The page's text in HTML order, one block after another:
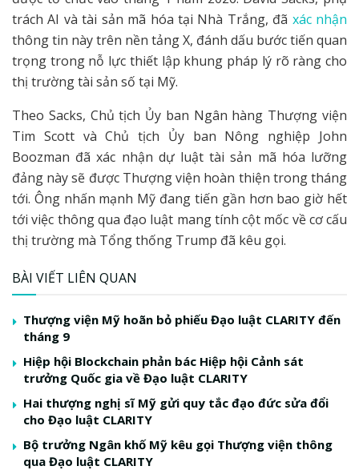
trách AI và tài sản mã hóa tại Nhà Trắng, đã xác nhận
thông tin này trên nền tảng X, đánh dấu bước tiến quan
trọng trong nỗ lực thiết lập khung pháp lý rõ ràng cho
thị trường tài sản số tại Mỹ.
Theo Sacks, Chủ tịch Ủy ban Ngân hàng Thượng viện
Tim Scott và Chủ tịch Ủy ban Nông nghiệp John
Boozman đã xác nhận dự luật tài sản mã hóa lưỡng
đảng này sẽ được Thượng viện hoàn thiện trong tháng
tới. Ông nhấn mạnh Mỹ đang tiến gần hơn bao giờ hết
tới việc thông qua đạo luật mang tính cột mốc về cơ cấu
thị trường mà Tổng thống Trump đã kêu gọi.
BÀI VIẾT LIÊN QUAN
Thượng viện Mỹ hoãn bỏ phiếu Đạo luật CLARITY đến
tháng 9
Hiệp hội Blockchain phản bác Hiệp hội Cảnh sát
trưởng Quốc gia về Đạo luật CLARITY
Hai thượng nghị sĩ Mỹ gửi quy tắc đạo đức sửa đổi
cho Đạo luật CLARITY
Bộ trưởng Ngân khố Mỹ kêu gọi Thượng viện thông
qua Đạo luật CLARITY